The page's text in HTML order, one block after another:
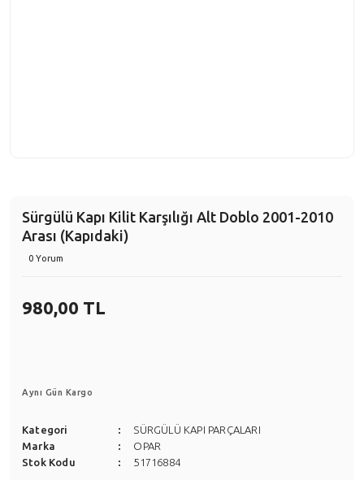
Sürgülü Kapı Kilit Karşılığı Alt Doblo 2001-2010
Arası (Kapıdaki)
0 Yorum
980,00 TL
Aynı Gün Kargo
Kategori
SÜRGÜLÜ KAPI PARÇALARI
Marka
OPAR
Stok Kodu
51716884